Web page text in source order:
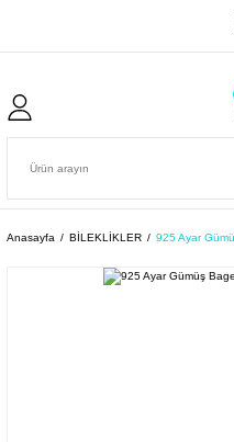
Anasayfa BİLEKLİKLER 925 Ayar